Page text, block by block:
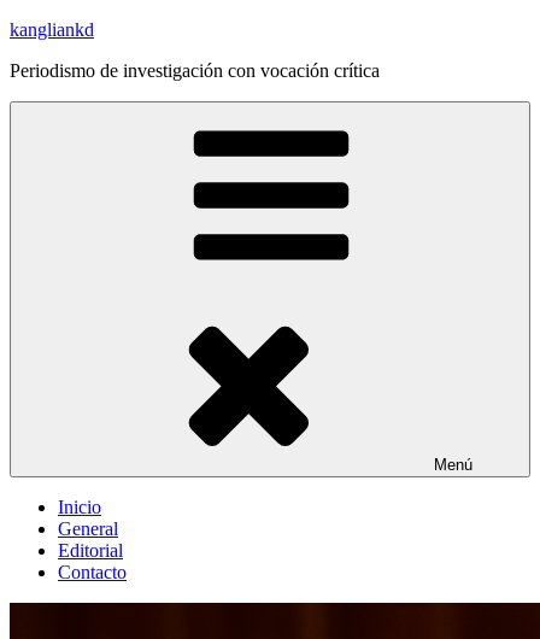
Saltar
contenido
kangliankd
Periodismo de investigación con vocación crítica
Menú
Inicio
General
Editorial
Contacto